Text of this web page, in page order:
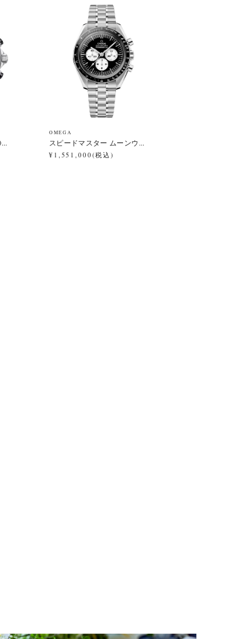
OMEGA
スピードマスター ムーンウ...
¥1,551,000(税込)